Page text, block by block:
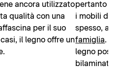
ancora utilizzato
qualità con una
per il suo
il legno offre un
pertanto
i mobili da
spesso, ad
famiglia.
legno
bilaminato.